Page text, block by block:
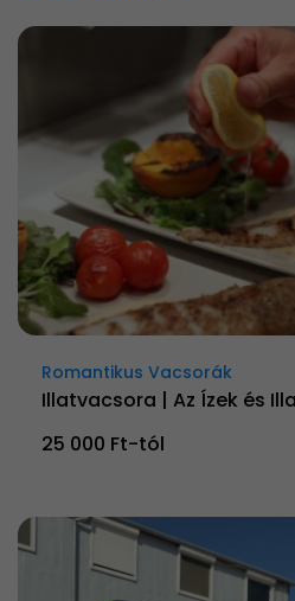
Romantikus Vacsorák
Illatvacsora | Az Ízek és
25 000 Ft-tól